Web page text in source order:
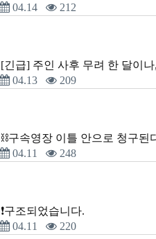
04.14
212
[긴급] 주인 사후 무려 한 달이
04.13
209
⛓️‍구속영장 이틀 안으로 청구된
04.11
248
❗️구조되었습니다.
04.11
220